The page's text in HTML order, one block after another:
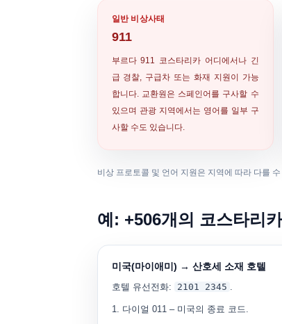
일반 비상사태
911
부르다911 코스타리카 어디에서나 긴
급 경찰, 구급차 또는 화재 지원이 가능
합니다. 교환원은 스페인어를 구사할 수
있으며 관광 지역에서는 영어를 일부 구
사할 수도 있습니다.
비상 프로토콜 및 언어 지원은 지역에 따라 다를
예: +506개의 코스타리
미국(마이애미) → 산호세 소재 호텔
호텔 유선전화: 2101 2345 .
다이얼 011– 미국의 종료 코드.